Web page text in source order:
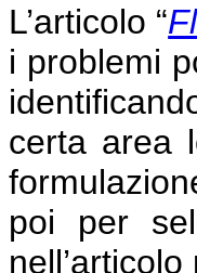
L’articolo “
i problemi
certa area
poi per